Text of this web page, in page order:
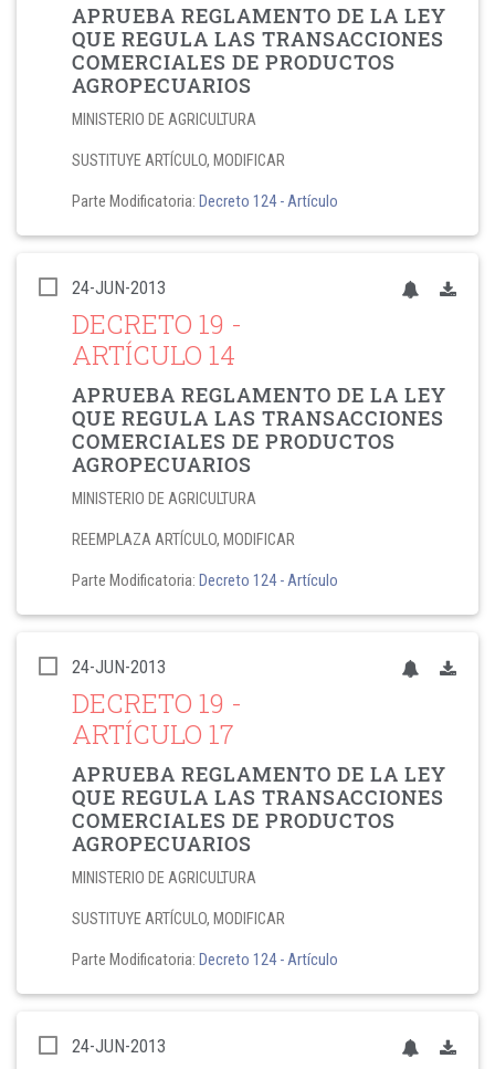
APRUEBA REGLAMENTO DE LA LEY
QUE REGULA LAS TRANSACCIONES
COMERCIALES DE PRODUCTOS
AGROPECUARIOS
MINISTERIO DE AGRICULTURA
SUSTITUYE ARTÍCULO, MODIFICAR
Parte Modificatoria: Decreto 124- Artículo
24-JUN-2013
DECRETO 19 -
ARTÍCULO 14
APRUEBA REGLAMENTO DE LA LEY
QUE REGULA LAS TRANSACCIONES
COMERCIALES DE PRODUCTOS
AGROPECUARIOS
MINISTERIO DE AGRICULTURA
REEMPLAZA ARTÍCULO, MODIFICAR
Parte Modificatoria: Decreto 124- Artículo
24-JUN-2013
DECRETO 19 -
ARTÍCULO 17
APRUEBA REGLAMENTO DE LA LEY
QUE REGULA LAS TRANSACCIONES
COMERCIALES DE PRODUCTOS
AGROPECUARIOS
MINISTERIO DE AGRICULTURA
SUSTITUYE ARTÍCULO, MODIFICAR
Parte Modificatoria: Decreto 124- Artículo
24-JUN-2013